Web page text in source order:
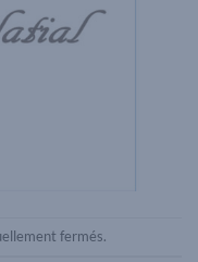
fermés.